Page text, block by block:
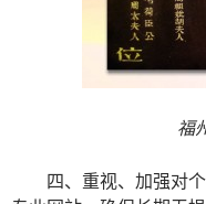
福
四、重视、加强对